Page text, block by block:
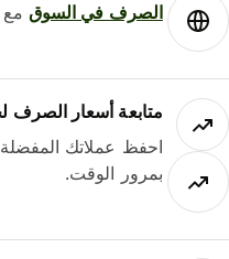
الصرف في السوقمع Wise.
متابعة أسعار الصرف
احفظ عملاتك المفضلة
بمرور الوقت.